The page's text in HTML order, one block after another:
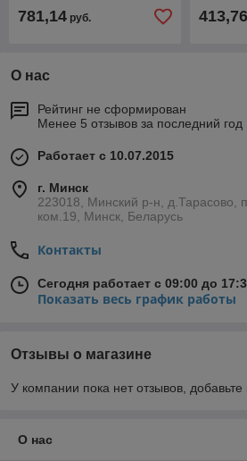
781,14 руб. 413,76
О нас
Рейтинг не сформирован
Менее 5 отзывов за последний год
Работает с 10.07.2015
г. Минск
223018, Минский р-н, д.Тарасово,
ком.19, Минск, Беларусь
Контакты
Сегодня работает с 09:00 до
Показать весь график работы
Отзывы о магазине
У компании пока нет отзывов,
О нас